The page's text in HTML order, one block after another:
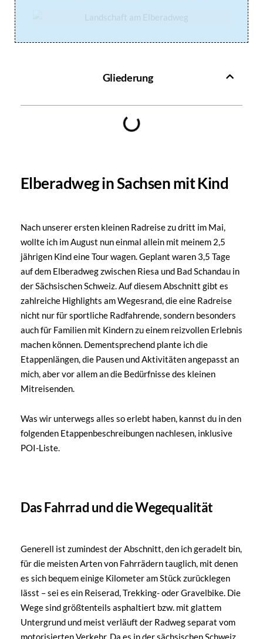
Gliederung
Elberadweg in Sachsen mit Kind
Nach unserer ersten kleinen Radreise zu dritt im Mai,
wollte ich im August nun einmal allein mit meinem 2,5
jährigen Kind eine Tour wagen. Geplant waren 3,5 Tage
auf dem Elberadweg zwischen Riesa und Bad Schandau in
der Sächsischen Schweiz. Auf diesem Abschnitt gibt es
zahlreiche Highlights am Wegesrand, die eine Radreise
nicht nur für sportliche Radfahrende, sondern besonders
auch für Familien mit Kindern zu einem reizvollen Erlebnis
machen können. Dementsprechend plante ich die
Etappenlängen, die Pausen und Aktivitäten angepasst an
mich, aber vor allem an die Bedürfnisse des kleinen
Mitreisenden.
Was wir unterwegs alles so erlebt haben, kannst du in den
folgenden Etappenbeschreibungen nachlesen, inklusive
POI-Liste.
Das Fahrrad und die Wegequalität
Generell ist zumindest der Abschnitt, den ich geradelt bin,
für die meisten Arten von Fahrrädern tauglich, mit denen
es sich bequem einige Kilometer am Stück zurücklegen
lässt – sei es ein Reiserad, Trekking- oder Gravelbike. Die
Wege sind größtenteils asphaltiert bzw. mit glattem
Untergrund und meist verläuft der Radweg separat vom
motorisierten Verkehr. Da es in der sächsischen Schweiz